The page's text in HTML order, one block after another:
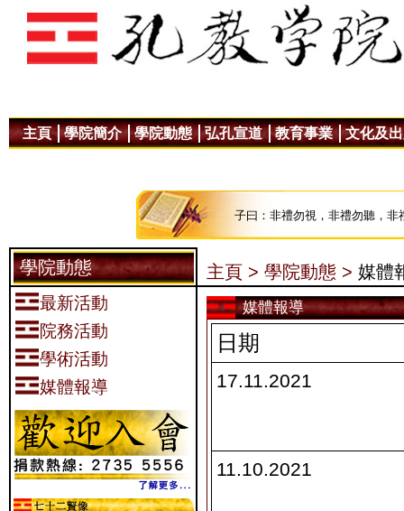
主頁 學院簡介 學院動態 弘孔宣道 教育事業 文化及
子曰：非禮勿視，非禮勿聽，非
學院動態
最新活動
院務活動
學術活動
媒體報導
主頁 > 學院動態 > 媒體
媒體報導
日期
17.11.2021
11.10.2021